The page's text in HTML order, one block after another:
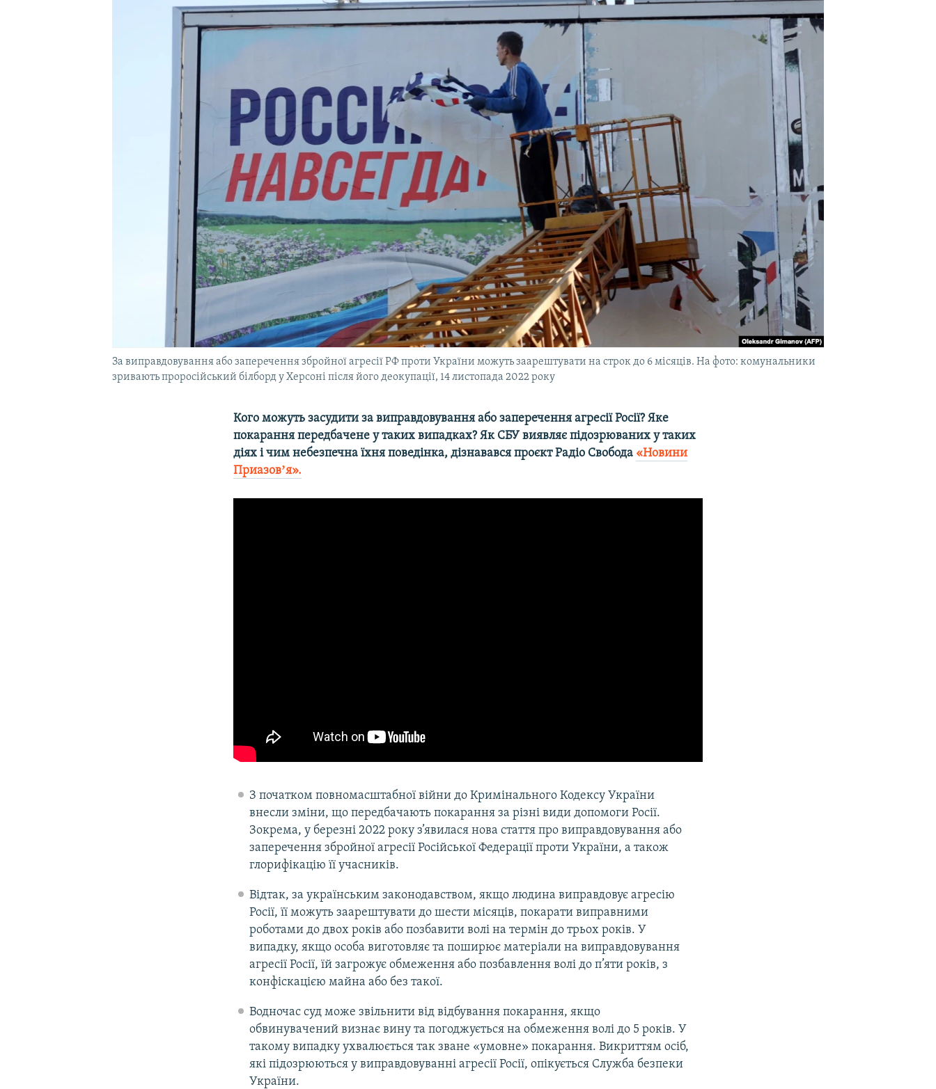
За виправдовування або заперечення збройної агресії РФ проти України можуть заарештувати на строк до 6 місяців. На фото: комунальники
зривають проросійський білборд у Херсоні після його деокупації, 14 листопада 2022 року
Кого можуть засудити за виправдовування або заперечення агресії Росії? Яке
покарання передбачене у таких випадках? Як СБУ виявляє підозрюваних у таких
діях і чим небезпечна їхня поведінка, дізнавався проєкт Радіо Свобода «Новини
Приазовʼя».
З початком повномасштабної війни до Кримінального Кодексу України
внесли зміни, що передбачають покарання за різні види допомоги Росії.
Зокрема, у березні 2022 року з’явилася нова стаття про виправдовування або
заперечення збройної агресії Російської Федерації проти України, а також
глорифікацію її учасників.
Відтак, за українським законодавством, якщо людина виправдовує агресію
Росії, її можуть заарештувати до шести місяців, покарати виправними
роботами до двох років або позбавити волі на термін до трьох років. У
випадку, якщо особа виготовляє та поширює матеріали на виправдовування
агресії Росії, їй загрожує обмеження або позбавлення волі до п’яти років, з
конфіскацією майна або без такої.
Водночас суд може звільнити від відбування покарання, якщо
обвинувачений визнає вину та погоджується на обмеження волі до 5 років. У
такому випадку ухвалюється так зване «умовне» покарання. Викриттям осіб,
які підозрюються у виправдовуванні агресії Росії, опікується Служба безпеки
України.